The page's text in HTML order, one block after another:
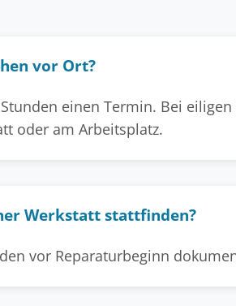
vor Ort?
einen Termin. Bei eiligen
oder am Arbeitsplatz.
Werkstatt stattfinden?
vor Reparaturbeginn